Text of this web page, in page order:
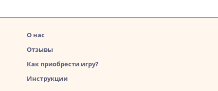
О нас
Отзывы
Как приобрести игру?
Инструкции